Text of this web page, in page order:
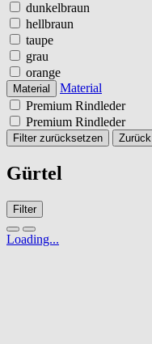
dunkelbraun
hellbraun
taupe
grau
orange
Material
Material
Premium Rindleder
Premium Rindleder
Filter zurücksetzen Zurück
Gürtel
Filter
Loading...